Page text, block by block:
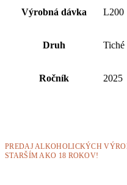
Výrobná dávka L200
Druh Tiché
Ročník 2025
PREDAJ ALKOHOLICKÝCH
STARŠÍM AKO 18 ROKOV!